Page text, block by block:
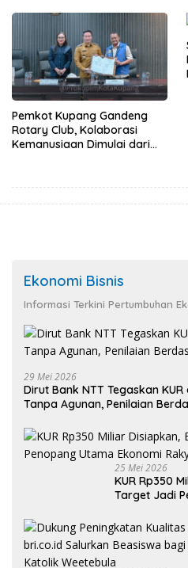
Pemkot Kupang Gandeng
Rotary Club, Kolaborasi
Kemanusiaan Dimulai dari
Ekonomi Bisnis
Informasi Terkini Pertumbuhan
29 Mei 2026
Dirut Bank NTT Tegaskan
Tanpa Agunan, Penilaian
25 Mei 2026
KUR Rp350
Target Jadi